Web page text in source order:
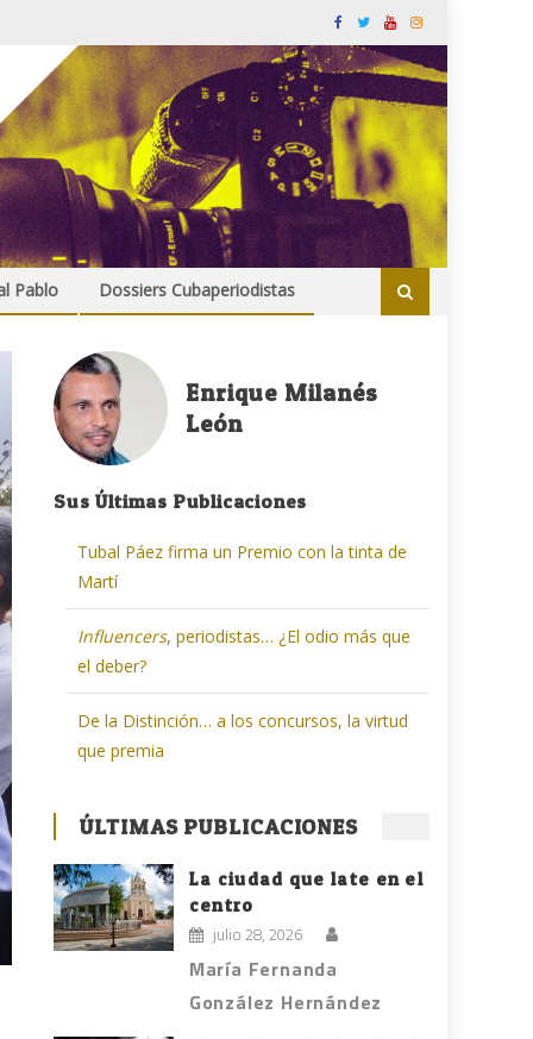
Pablo Dossiers Cubaperiodistas
Enrique Milanés
León
Sus Últimas Publicaciones
Tubal Páez firma un Premio con la tinta de
Martí
Influencers, periodistas… ¿El odio más que
el deber?
De la Distinción… a los concursos, la virtud
que premia
ÚLTIMAS PUBLICACIONES
La ciudad que late en el
centro
julio 28, 2026
María Fernanda
González Hernández